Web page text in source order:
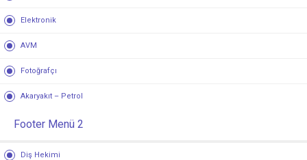
Elektronik
AVM
Fotoğrafçı
Akaryakıt – Petrol
Footer Menü 2
Diş Hekimi